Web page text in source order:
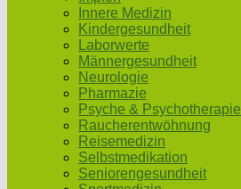
Innere Medizin
Kindergesundheit
Laborwerte
Männergesundheit
Neurologie
Pharmazie
Psyche & Psychotherapie
Raucherentwöhnung
Reisemedizin
Selbstmedikation
Seniorengesundheit